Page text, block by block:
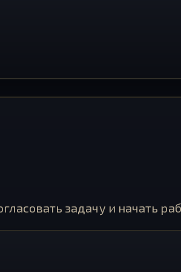
задачу и начать